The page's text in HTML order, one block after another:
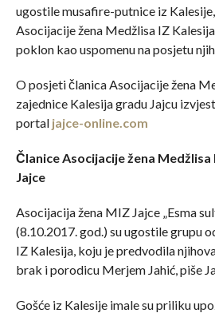
ugostile musafire-putnice iz
Asocijacije žena Medžlisa IZ
poklon kao uspomenu na posjetu
O posjeti članica Asocijacije žena
zajednice Kalesija gradu Jajcu
portal jajce-online.com
Članice Asocijacije žena
Jajce
Asocijacija žena MIZ Jajce „Esma
(8.10.2017. god.) su ugostile grupu
IZ Kalesija, koju je predvodila
brak i porodicu Merjem Jahić, piše
Gošće iz Kalesije imale su priliku